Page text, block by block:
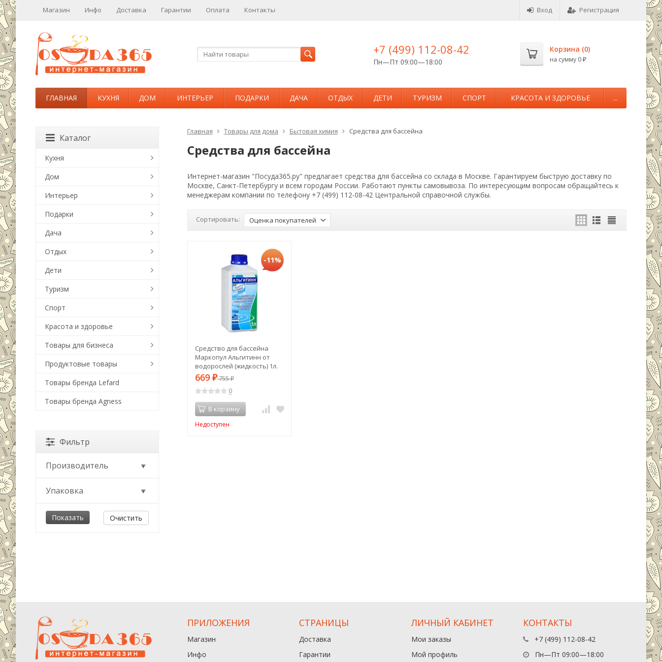
Магазин Инфо Доставка Гарантии Оплата Контакты Вход Регистрация
+7 (499) 112-08-42
Пн—Пт 09:00—18:00
Корзина (0)
на сумму 0 ₽
ГЛАВНАЯ КУХНЯ ДОМ ИНТЕРЬЕР ПОДАРКИ ДАЧА ОТДЫХ ДЕТИ ТУРИЗМ СПОРТ КРАСОТА И ЗДОРОВЬЕ ...
Главная Товары для дома Бытовая химия Средства для бассейна
Средства для бассейна
Интернет-магазин "Посуда365.ру" предлагает средства для бассейна со склада в Москве. Гарантируем быструю доставку по
Москве, Санкт-Петербургу и всем городам России. Работают пункты самовывоза. По интересующим вопросам обращайтесь к
менеджерам компании по телефону +7 (499) 112-08-42 Центральной справочной службы.
Сортировать: Оценка покупателей
-11%
Средство для бассейна
Маркопул Альгитинн от
водорослей (жидкость) 1л.
(53162)
669 ₽755₽
0
В корзину
Недоступен
Каталог
Кухня
Дом
Интерьер
Подарки
Дача
Отдых
Дети
Туризм
Спорт
Красота и здоровье
Товары для бизнеса
Продуктовые товары
Товары бренда Lefard
Товары бренда Agness
Фильтр
Производитель
Упаковка
Очистить
ПРИЛОЖЕНИЯ
Магазин
Инфо
СТРАНИЦЫ
Доставка
Гарантии
ЛИЧНЫЙ КАБИНЕТ
Мои заказы
Мой профиль
КОНТАКТЫ
+7 (499) 112-08-42
Пн—Пт 09:00—18:00